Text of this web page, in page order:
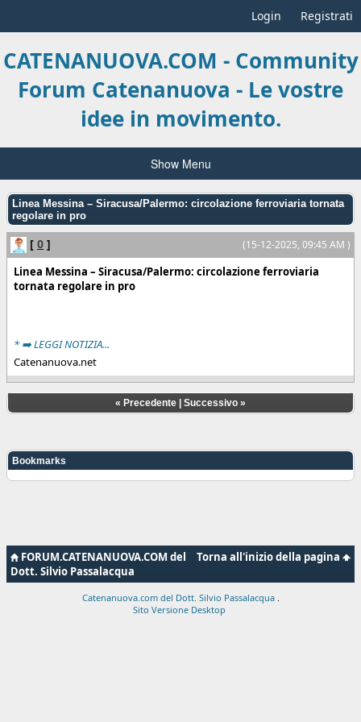
Login Registrati
CATENANUOVA.COM - Community
Forum Catenanuova - Le vostre
idee in movimento.
Show Menu
Linea Messina – Siracusa/Palermo: circolazione ferroviaria tornata
regolare in pro
(15-12-2025, 09:45 AM )
[ 0 ]
Linea Messina – Siracusa/Palermo: circolazione ferroviaria
tornata regolare in pro
* ➡️ LEGGI NOTIZIA...
Catenanuova.net
« Precedente Successivo »
Bookmarks
Torna all'inizio della pagina
FORUM.CATENANUOVA.COM del
Dott. Silvio Passalacqua
Catenanuova.com del Dott. Silvio Passalacqua
Sito Versione Desktop